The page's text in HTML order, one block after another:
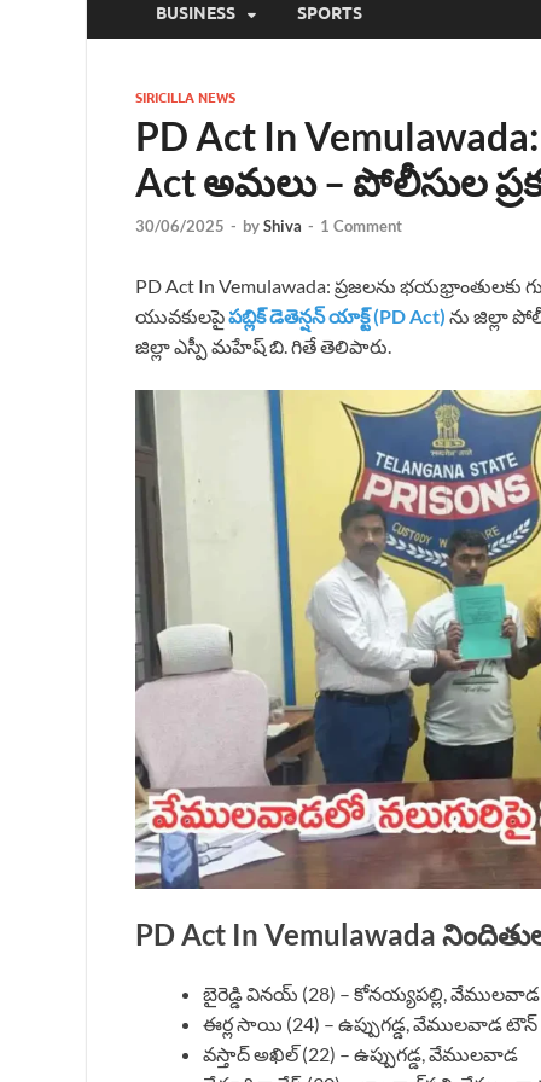
BUSINESS SPORTS
SIRICILLA NEWS
PD Act In
Act అమలు – పోలీసుల
30/06/2025 - byShiva - 1 Comment
PD Act In Vemulawada: ప్రజలను భయభ్రాంతులకు
యువకులపైపబ్లిక్ డెతెన్షన్ యాక్ట్ (PD Act) ను జిల్లా
జిల్లా ఎస్పీ మహేష్ బి. గితే తెలిపారు.
PD Act In Vemulawada
బైరెడ్డి వినయ్ (28) – కోనయ్యపల్లి, వేములవాడ
ఈర్ల సాయి (24) – ఉప్పుగడ్డ, వేములవాడ టౌన్
వస్తాద్ అఖిల్ (22) – ఉప్పుగడ్డ, వేములవాడ